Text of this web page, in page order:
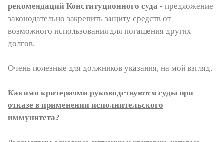
рекомендаций Конституционного суда - предложение
законодательно закрепить защиту средств от
возможного использования для погашения других
долгов.
Очень полезные для должников указания, на мой взгляд.
Какими критериями руководствуются суды при
отказе в применении исполнительского
иммунитета?